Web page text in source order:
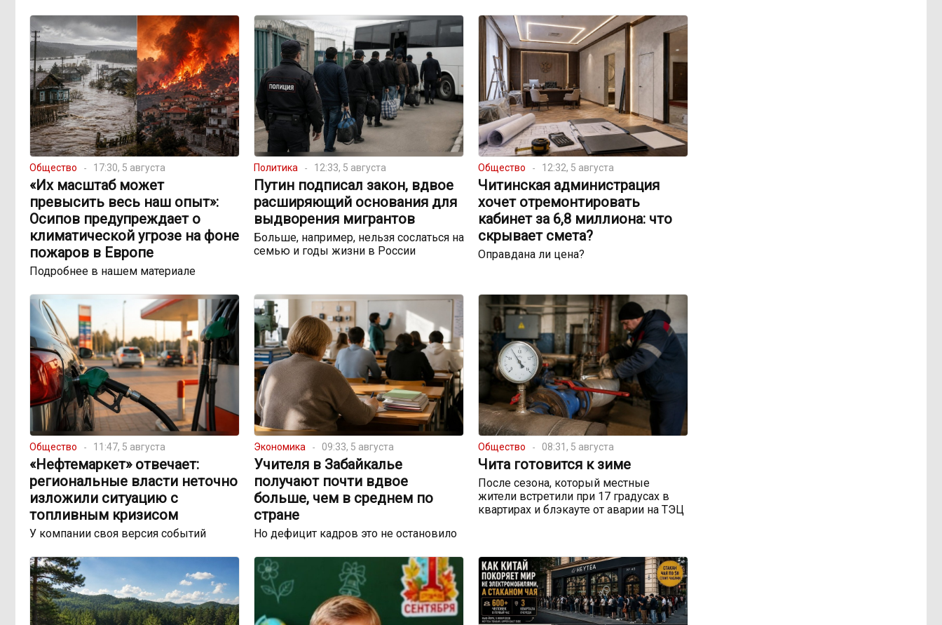
Общество 17:30, 5 августа
«Их масштаб может
превысить весь наш опыт»:
Осипов предупреждает о
климатической угрозе на фоне
пожаров в Европе
Подробнее в нашем материале
Политика 12:33, 5 августа
Путин подписал закон, вдвое
расширяющий основания для
выдворения мигрантов
Больше, например, нельзя сослаться на
семью и годы жизни в России
Общество 12:32, 5 августа
Читинская администрация
хочет отремонтировать
кабинет за 6,8 миллиона: что
скрывает смета?
Оправдана ли цена?
Общество 11:47, 5 августа
«Нефтемаркет» отвечает:
региональные власти неточно
изложили ситуацию с
топливным кризисом
У компании своя версия событий
Экономика 09:33, 5 августа
Учителя в Забайкалье
получают почти вдвое
больше, чем в среднем по
стране
Но дефицит кадров это не остановило
Общество 08:31, 5 августа
Чита готовится к зиме
После сезона, который местные
жители встретили при 17 градусах в
квартирах и блэкауте от аварии на ТЭЦ